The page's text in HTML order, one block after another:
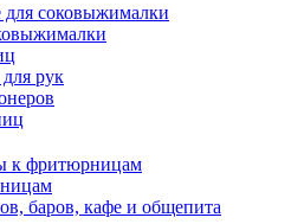
соковыжималки
рук
к фритюрницам
баров, кафе и общепита